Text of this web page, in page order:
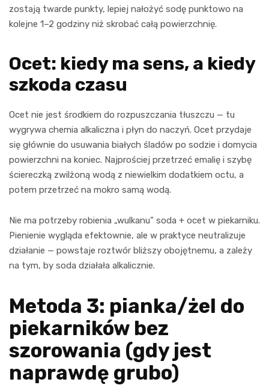
zostają twarde punkty, lepiej nałożyć sodę punktowo na
kolejne 1–2 godziny niż skrobać całą powierzchnię.
Ocet: kiedy ma sens, a kiedy
szkoda czasu
Ocet nie jest środkiem do rozpuszczania tłuszczu — tu
wygrywa chemia alkaliczna i płyn do naczyń. Ocet przydaje
się głównie do usuwania białych śladów po sodzie i domycia
powierzchni na koniec. Najprościej przetrzeć emalię i szybę
ściereczką zwilżoną wodą z niewielkim dodatkiem octu, a
potem przetrzeć na mokro samą wodą.
Nie ma potrzeby robienia „wulkanu” soda + ocet w piekarniku.
Pienienie wygląda efektownie, ale w praktyce neutralizuje
działanie — powstaje roztwór bliższy obojętnemu, a zależy
na tym, by soda działała alkalicznie.
Metoda 3: pianka/żel do
piekarników bez
szorowania (gdy jest
naprawdę grubo)